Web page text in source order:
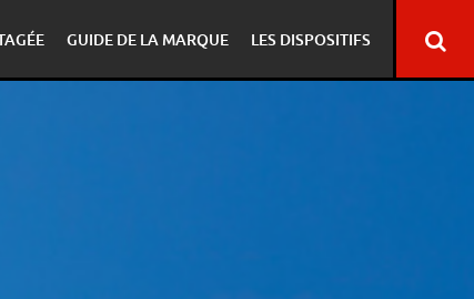
GUIDE DE LA MARQUE LES DISPOSITIFS